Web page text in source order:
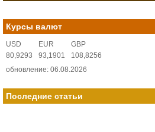
Курсы валют
USD EUR
GBP
80,9293
93,1901
108,8256
обновление: 06.08.2026
Последние статьи